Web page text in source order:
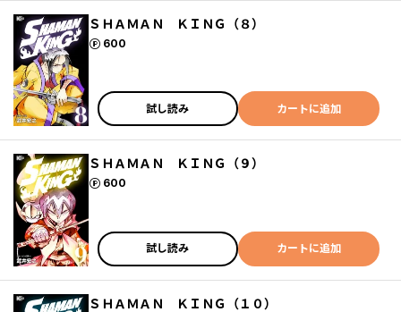
ＳＨＡＭＡＮ ＫＩＮＧ（８）
600
ポイント
試し読み カートに追加
ＳＨＡＭＡＮ ＫＩＮＧ（９）
600
ポイント
試し読み カートに追加
ＳＨＡＭＡＮ ＫＩＮＧ（１０）